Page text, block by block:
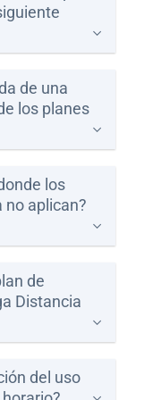
de una
los planes
los
no aplican?
de
Distancia
del uso